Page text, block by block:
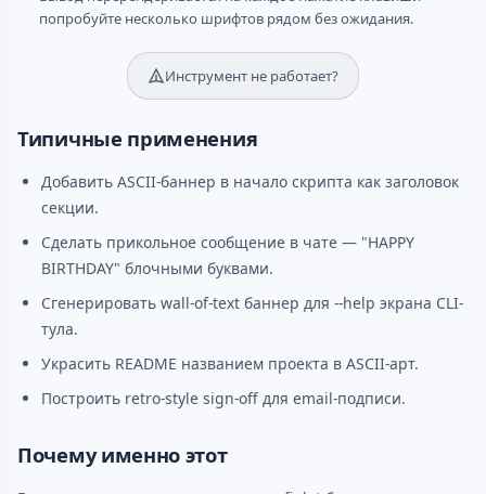
попробуйте несколько шрифтов рядом без ожидания.
Инструмент не работает?
Типичные применения
Добавить ASCII-баннер в начало скрипта как заголовок
секции.
Сделать прикольное сообщение в чате — "HAPPY
BIRTHDAY" блочными буквами.
Сгенерировать wall-of-text баннер для --help экрана CLI-
тула.
Украсить README названием проекта в ASCII-арт.
Построить retro-style sign-off для email-подписи.
Почему именно этот